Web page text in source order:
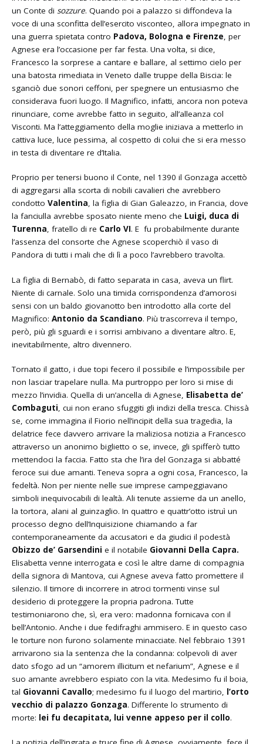
un Conte disozzure. Quando poi a palazzo si diffondeva la
voce di una sconfitta dell’esercito visconteo, allora impegnato in
una guerra spietata contro Padova, Bologna e Firenze, per
Agnese era l’occasione per far festa. Una volta, si dice,
Francesco la sorprese a cantare e ballare, al settimo cielo per
una batosta rimediata in Veneto dalle truppe della Biscia: le
sganciò due sonori ceffoni, per spegnere un entusiasmo che
considerava fuori luogo. Il Magnifico, infatti, ancora non poteva
rinunciare, come avrebbe fatto in seguito, all’alleanza col
Visconti. Ma l’atteggiamento della moglie iniziava a metterlo in
cattiva luce, luce pessima, al cospetto di colui che si era messo
in testa di diventare re d’Italia.
Proprio per tenersi buono il Conte, nel 1390 il Gonzaga accettò
di aggregarsi alla scorta di nobili cavalieri che avrebbero
condottoValentina, la figlia di Gian Galeazzo, in Francia, dove
la fanciulla avrebbe sposato niente meno che Luigi, duca di
Turenna, fratello di re Carlo VI. E fu probabilmente durante
l’assenza del consorte che Agnese scoperchiò il vaso di
Pandora di tutti i mali che di lì a poco l’avrebbero travolta.
La figlia di Bernabò, di fatto separata in casa, aveva un flirt.
Niente di carnale. Solo una timida corrispondenza d’amorosi
sensi con un baldo giovanotto ben introdotto alla corte del
Magnifico:Antonio da Scandiano. Più trascorreva il tempo,
però, più gli sguardi e i sorrisi ambivano a diventare altro. E,
inevitabilmente, altro divennero.
Tornato il gatto, i due topi fecero il possibile e l’impossibile per
non lasciar trapelare nulla. Ma purtroppo per loro si mise di
mezzo l’invidia. Quella di un’ancella di Agnese, Elisabetta de’
Combaguti, cui non erano sfuggiti gli indizi della tresca. Chissà
se, come immagina il Fiorio nell’incipit della sua tragedia, la
delatrice fece davvero arrivare la maliziosa notizia a Francesco
attraverso un anonimo biglietto o se, invece, gli spifferò tutto
mettendoci la faccia. Fatto sta che l’ira del Gonzaga si abbatté
feroce sui due amanti. Teneva sopra a ogni cosa, Francesco, la
fedeltà. Non per niente nelle sue imprese campeggiavano
simboli inequivocabili di lealtà. Ali tenute assieme da un anello,
la tortora, alani al guinzaglio. In quattro e quattr’otto istruì un
processo degno dell’Inquisizione chiamando a far
contemporaneamente da accusatori e da giudici il podestà
Obizzo de’ Garsendinie il notabile Giovanni Della Capra.
Elisabetta venne interrogata e così le altre dame di compagnia
della signora di Mantova, cui Agnese aveva fatto promettere il
silenzio. Il timore di incorrere in atroci tormenti vinse sul
desiderio di proteggere la propria padrona. Tutte
testimoniarono che, sì, era vero: madonna fornicava con il
bell’Antonio. Anche i due fedifraghi ammisero. E in questo caso
le torture non furono solamente minacciate. Nel febbraio 1391
arrivarono sia la sentenza che la condanna: colpevoli di aver
dato sfogo ad un “amorem illicitum et nefarium”, Agnese e il
suo amante avrebbero espiato con la vita. Medesimo fu il boia,
tal Giovanni Cavallo; medesimo fu il luogo del martirio, l’orto
vecchio di palazzo Gonzaga. Differente lo strumento di
morte: lei fu decapitata, lui venne appeso per il collo.